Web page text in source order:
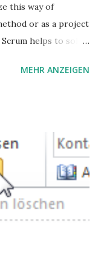
this way of
or as a project
helps to solve
MEHR ANZEIGEN